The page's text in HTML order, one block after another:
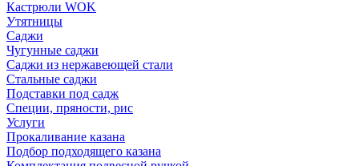
Кастрюли WOK
Утятницы
Саджи
Чугунные саджи
Саджи из нержавеющей стали
Стальные саджи
Подставки под садж
Специи, пряности, рис
Услуги
Прокаливание казана
Подбор подходящего казана